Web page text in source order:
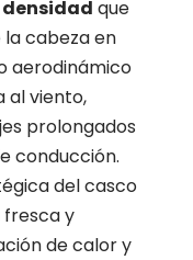
que
cabeza en
aerodinámico
al viento,
prolongados
conducción.
del casco
y
de calor y